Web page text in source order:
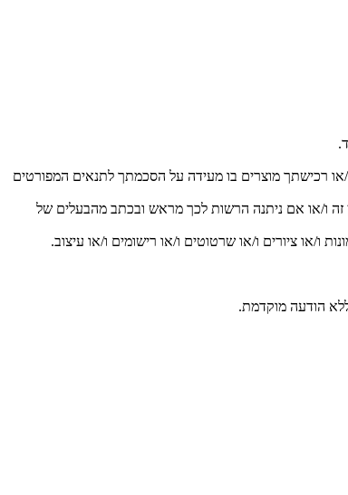
או רכישתך מוצרים בו מעידה על הסכמתך לתנאים המפורטים
זה ו/או אם ניתנה הרשות לכך מראש ובכתב מהבעלים של
ו/או ציורים ו/או שרטוטים ו/או רישומים ו/או עיצוב.
הודעה מוקדמת.